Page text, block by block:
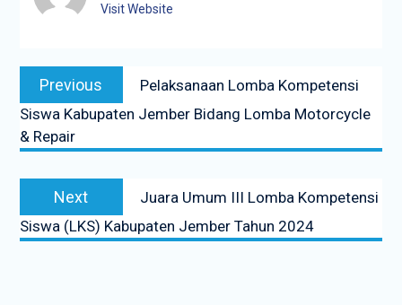
Visit Website
Navigasi
posPrevious
post:
Pelaksanaan Lomba Kompetensi
Siswa Kabupaten Jember Bidang Lomba Motorcycle
& Repair
Next
post:
Juara Umum III Lomba Kompetensi
Siswa (LKS) Kabupaten Jember Tahun 2024